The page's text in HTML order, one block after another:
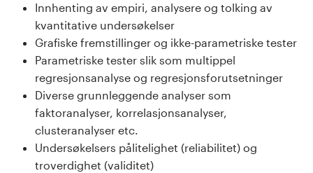
Innhenting av empiri, analysere og tolking av
kvantitative undersøkelser
Grafiske fremstillinger og ikke-parametriske tester
Parametriske tester slik som multippel
regresjonsanalyse og regresjonsforutsetninger
Diverse grunnleggende analyser som
faktoranalyser, korrelasjonsanalyser,
clusteranalyser etc.
Undersøkelsers pålitelighet (reliabilitet) og
troverdighet (validitet)